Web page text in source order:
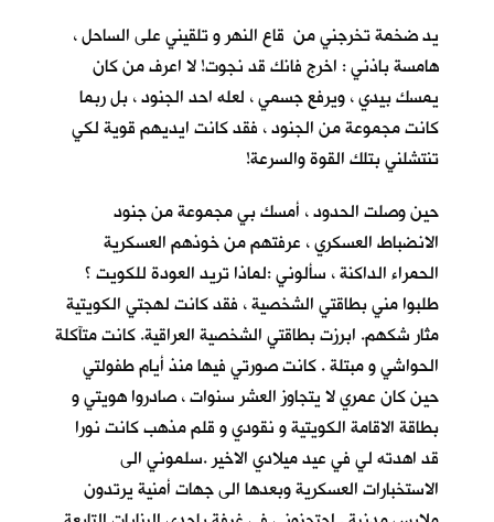
يد ضخمة تخرجني من قاع النهر و تلقيني على الساحل ،
هامسة باذني : اخرج فانك قد نجوت! لا اعرف من كان
يمسك بيدي ، ويرفع جسمي ، لعله احد الجنود ، بل ربما
كانت مجموعة من الجنود ، فقد كانت ايديهم قوية لكي
تنتشلني بتلك القوة والسرعة!
حين وصلت الحدود ، أمسك بي مجموعة من جنود
الانضباط العسكري ، عرفتهم من خوذهم العسكرية
الحمراء الداكنة ، سألوني :لماذا تريد العودة للكويت ؟
طلبوا مني بطاقتي الشخصية ، فقد كانت لهجتي الكويتية
مثار شكهم. ابرزت بطاقتي الشخصية العراقية. كانت متآكلة
الحواشي و مبتلة . كانت صورتي فيها منذ أيام طفولتي
حين كان عمري لا يتجاوز العشر سنوات ، صادروا هويتي و
بطاقة الاقامة الكويتية و نقودي و قلم مذهب كانت نورا
قد اهدته لي في عيد ميلادي الاخير .سلموني الى
الاستخبارات العسكرية وبعدها الى جهات أمنية يرتدون